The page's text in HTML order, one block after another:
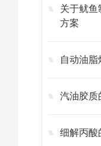
关于鱿鱼
方案
自动油
汽油胶质
细解丙酸